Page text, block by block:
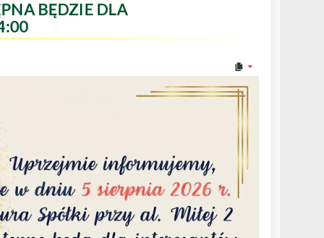
BĘDZIE DLA